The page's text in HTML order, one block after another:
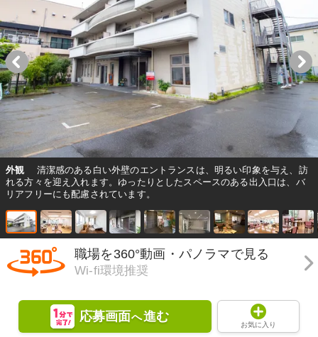
外観
清潔感のある白い外壁のエントランスは、明るい印象を与え、訪
れる方々を迎え入れます。ゆったりとしたスペースのある出入口は、バ
リアフリーにも配慮されています。
職場を360°動画・パノラマで見る
Wi-fi環境推奨
応募画面へ進む
お気に入り